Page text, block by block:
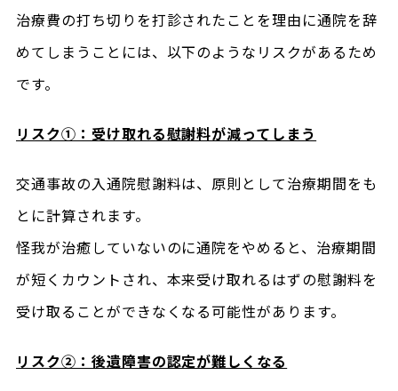
治療費の打ち切りを打診されたことを理由に通院を辞
めてしまうことには、以下のようなリスクがあるため
です。
リスク①：受け取れる慰謝料が減ってしまう
交通事故の入通院慰謝料は、原則として治療期間をも
とに計算されます。
怪我が治癒していないのに通院をやめると、治療期間
が短くカウントされ、本来受け取れるはずの慰謝料を
受け取ることができなくなる可能性があります。
リスク②：後遺障害の認定が難しくなる